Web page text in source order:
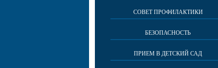
СОВЕТ ПРОФИЛАКТИКИ
БЕЗОПАСНОСТЬ
ПРИЕМ В ДЕТСКИЙ САД